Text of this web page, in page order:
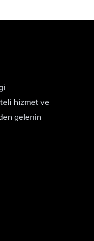
hizmet ve
gelenin